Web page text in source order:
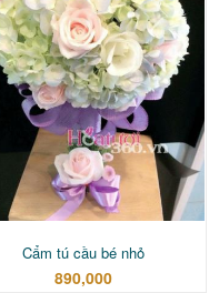
Cẩm tú cầu bé nhỏ
890,000